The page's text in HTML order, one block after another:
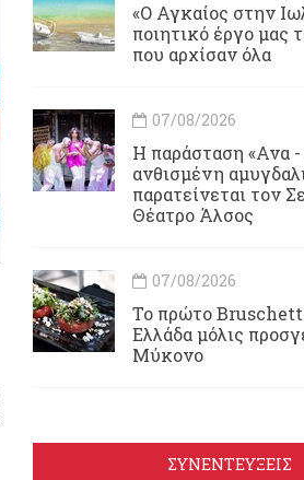
«Ο Αγκαίος στην
ποιητικό έργο μας
που αρχίσαν όλα
07/08/2026
Η παράσταση «Ανα -
ανθισμένη
παρατείνεται τον
Θέατρο Άλσος
07/08/2026
Το πρώτο
Ελλάδα μόλις
Μύκονο
ΣΥΝΕΝΤΕΥΞΕΙΣ